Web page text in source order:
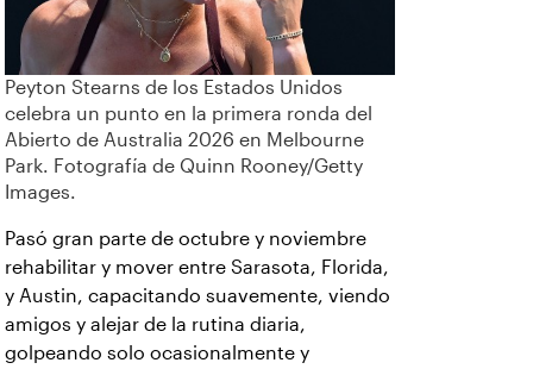
Peyton Stearns de los Estados Unidos
celebra un punto en la primera ronda del
Abierto de Australia 2026 en Melbourne
Park. Fotografía de Quinn Rooney/Getty
Images.
Pasó gran parte de octubre y noviembre
rehabilitar y mover entre Sarasota, Florida,
y Austin, capacitando suavemente, viendo
amigos y alejar de la rutina diaria,
golpeando solo ocasionalmente y